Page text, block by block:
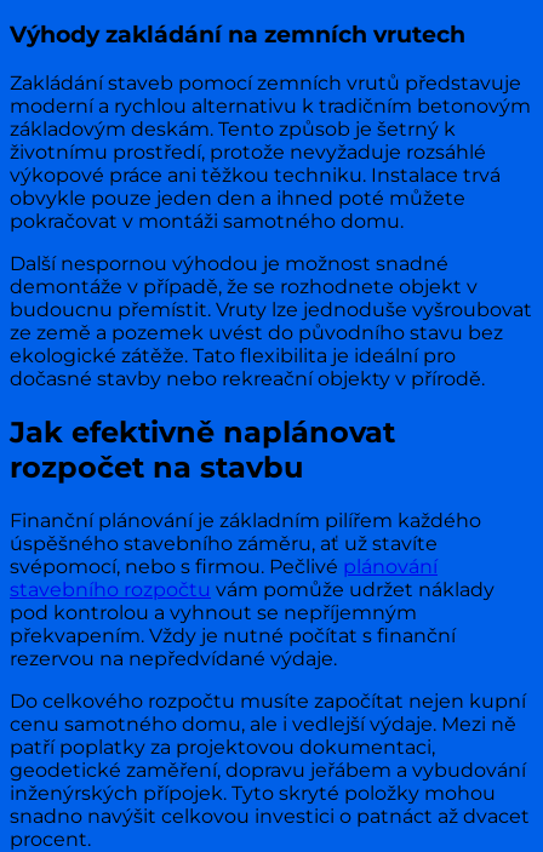
Výhody zakládání na zemních vrutech
Zakládání staveb pomocí zemních vrutů představuje
moderní a rychlou alternativu k tradičním betonovým
základovým deskám. Tento způsob je šetrný k
životnímu prostředí, protože nevyžaduje rozsáhlé
výkopové práce ani těžkou techniku. Instalace trvá
obvykle pouze jeden den a ihned poté můžete
pokračovat v montáži samotného domu.
Další nespornou výhodou je možnost snadné
demontáže v případě, že se rozhodnete objekt v
budoucnu přemístit. Vruty lze jednoduše vyšroubovat
ze země a pozemek uvést do původního stavu bez
ekologické zátěže. Tato flexibilita je ideální pro
dočasné stavby nebo rekreační objekty v přírodě.
Jak efektivně naplánovat
rozpočet na stavbu
Finanční plánování je základním pilířem každého
úspěšného stavebního záměru, ať už stavíte
svépomocí, nebo s firmou. Pečlivé plánování
stavebního rozpočtu vám pomůže udržet náklady
pod kontrolou a vyhnout se nepříjemným
překvapením. Vždy je nutné počítat s finanční
rezervou na nepředvídané výdaje.
Do celkového rozpočtu musíte započítat nejen kupní
cenu samotného domu, ale i vedlejší výdaje. Mezi ně
patří poplatky za projektovou dokumentaci,
geodetické zaměření, dopravu jeřábem a vybudování
inženýrských přípojek. Tyto skryté položky mohou
snadno navýšit celkovou investici o patnáct až dvacet
procent.